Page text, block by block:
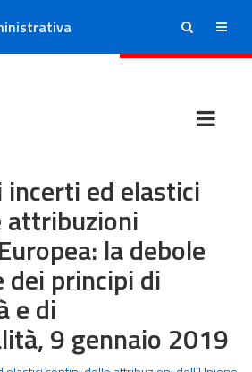
ricerca menu
incerti ed elastici
attribuzioni
la debole
dei principi di
e di
9 gennaio 2019